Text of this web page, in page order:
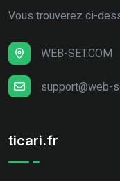
Vous trouverez ci-
WEB-SET.COM
support@web-
ticari.fr